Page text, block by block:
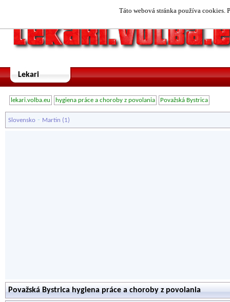
Táto webová stránka používa cookies.
Lekari
lekari.volba.eu hygiena práce a choroby z povolania Považská Bystrica
Slovensko - Martin (1)
Považská Bystrica hygiena práce a choroby z povolania